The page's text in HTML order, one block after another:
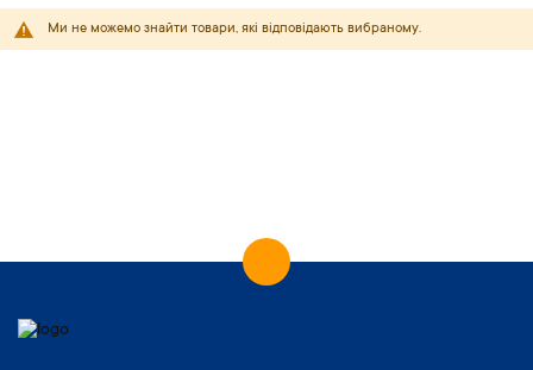
Ми не можемо знайти товари, які відповідають вибраному.